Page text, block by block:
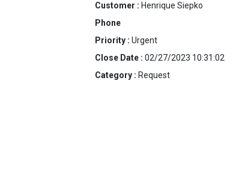
Customer : Henrique Siepko
Phone
Priority : Urgent
Close Date : 02/27/2023 10:31:02
Category : Request